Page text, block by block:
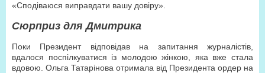
«Сподіваюся виправдати вашу довіру».
Сюрприз для Дмитрика
Поки Президент відповідав на запитання журналістів,
вдалося поспілкуватися із молодою жінкою, яка вже стала
вдовою. Ольга Татарінова отримала від Президента ордер на